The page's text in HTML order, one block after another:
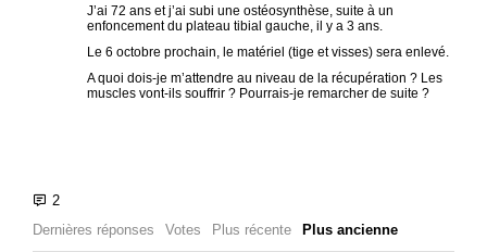
J’ai 72 ans et j’ai subi une ostéosynthèse, suite à un
enfoncement du plateau tibial gauche, il y a 3 ans.
Le 6 octobre prochain, le matériel (tige et visses) sera enlevé.
A quoi dois-je m’attendre au niveau de la récupération ? Les
muscles vont-ils souffrir ? Pourrais-je remarcher de suite ?
Dernières réponses Votes Plus récente Plus ancienne